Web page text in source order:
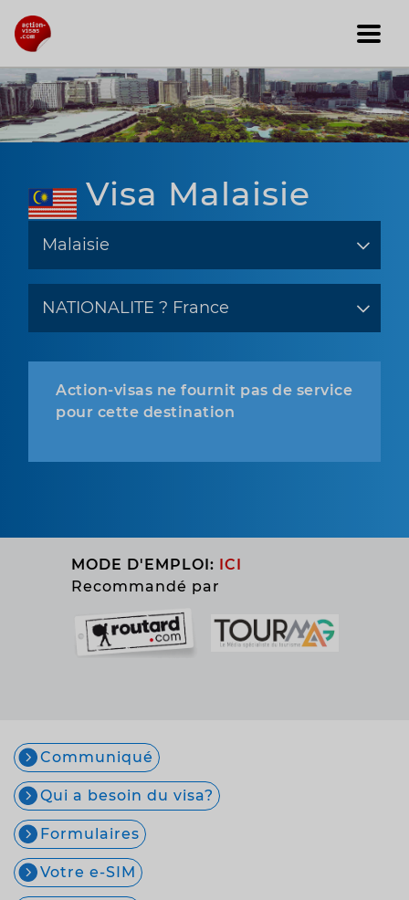
Visa Malaisie
Action-visas ne fournit pas de service
pour cette destination
MODE D'EMPLOI: ICI
Recommandé par
Communiqué
Qui a besoin du visa?
Formulaires
Votre e-SIM